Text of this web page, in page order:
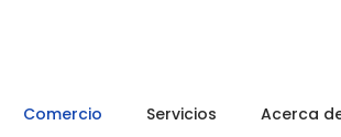
Comercio Servicios Acerca